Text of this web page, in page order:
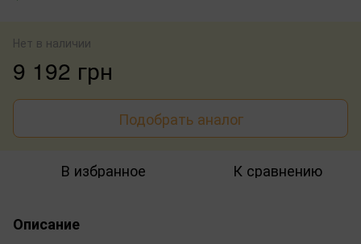
Нет в наличии
9 192 грн
Подобрать аналог
В избранное К сравнению
Описание